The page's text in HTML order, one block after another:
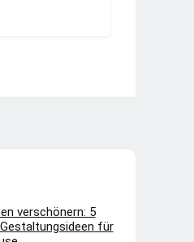
verschönern: 5
für